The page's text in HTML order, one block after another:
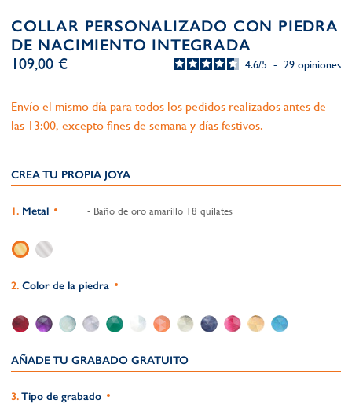
COLLAR PERSONALIZADO CON PIEDRA
DE NACIMIENTO INTEGRADA
4.6/5 - 29 opiniones
109,00 €
Envío el mismo día para todos los pedidos realizados antes de
las 13:00, excepto fines de semana y días festivos.
CREA TU PROPIA JOYA
Metal - Baño de oro amarillo 18 quilates
Color de la piedra
AÑADE TU GRABADO GRATUITO​
Tipo de grabado